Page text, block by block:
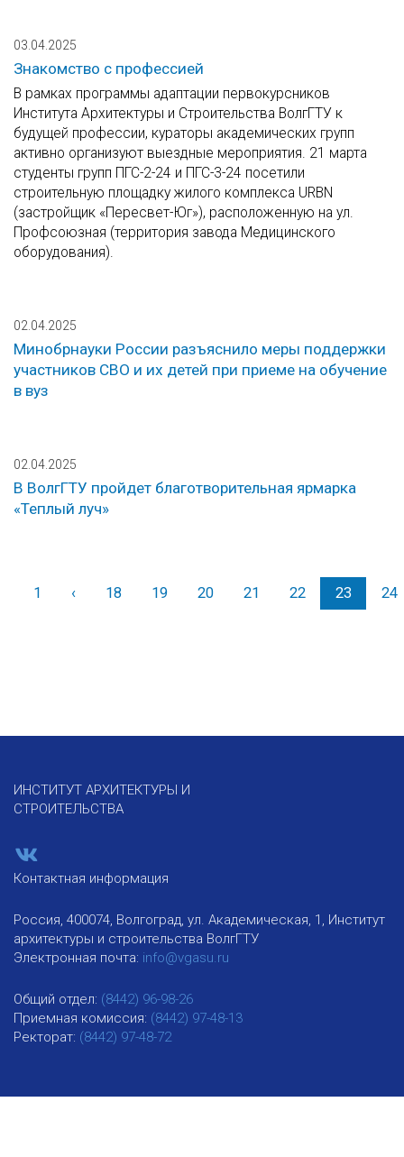
03.04.2025
Знакомство с профессией
В рамках программы адаптации первокурсников
Института Архитектуры и Строительства ВолгГТУ к
будущей профессии, кураторы академических групп
активно организуют выездные мероприятия. 21 марта
студенты групп ПГС-2-24 и ПГС-3-24 посетили
строительную площадку жилого комплекса URBN
(застройщик «Пересвет-Юг»), расположенную на ул.
Профсоюзная (территория завода Медицинского
оборудования).
02.04.2025
Минобрнауки России разъяснило меры поддержки
участников СВО и их детей при приеме на обучение
в вуз
02.04.2025
В ВолгГТУ пройдет благотворительная ярмарка
«Теплый луч»
1 ‹Назад
18 19 20 21 22 23 24
ИНСТИТУТ АРХИТЕКТУРЫ И
СТРОИТЕЛЬСТВА
Контактная информация
Россия, 400074, Волгоград, ул. Академическая, 1, Институт
архитектуры и строительства ВолгГТУ
Электронная почта: info@vgasu.ru
Общий отдел: (8442) 96-98-26
Приемная комиссия: (8442) 97-48-13
Ректорат: (8442) 97-48-72